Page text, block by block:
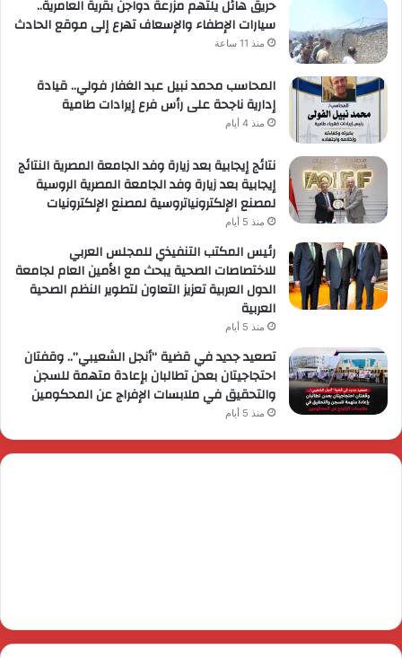
حريق هائل يلتهم مزرعة دواجن بقرية العامرية..
سيارات الإطفاء والإسعاف تهرع إلى موقع الحادث
منذ 11 ساعة
المحاسب محمد نبيل عبد الغفار فولي.. قيادة
إدارية ناجحة على رأس فرع إيرادات طامية
منذ 4 أيام
نتائج إيجابية بعد زيارة وفد الجامعة المصرية النتائج
إيجابية بعد زيارة وفد الجامعة المصرية الروسية
لمصنع الإلكترونياتروسية لمصنع الإلكترونيات
منذ 5 أيام
رئيس المكتب التنفيذي للمجلس العربي
للاختصاصات الصحية يبحث مع الأمين العام لجامعة
الدول العربية تعزيز التعاون لتطوير النظم الصحية
العربية
منذ 5 أيام
تصعيد جديد في قضية “أنجل الشعيبي”.. وقفتان
احتجاجيتان بعدن تطالبان بإعادة متهمة للسجن
والتحقيق في ملابسات الإفراج عن المحكومين
منذ 5 أيام